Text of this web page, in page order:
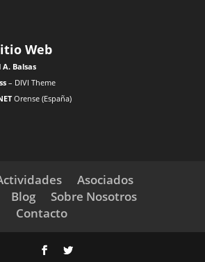
Web
A. Balsas
– DIVI Theme
Orense (España)
Asociados
Blog
Sobre Nosotros
Contacto